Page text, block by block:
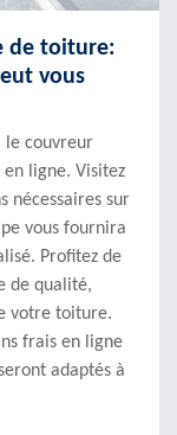
de toiture:
vous
le couvreur
en ligne. Visitez
nécessaires sur
vous fournira
Profitez de
de qualité,
votre toiture.
frais en ligne
adaptés à